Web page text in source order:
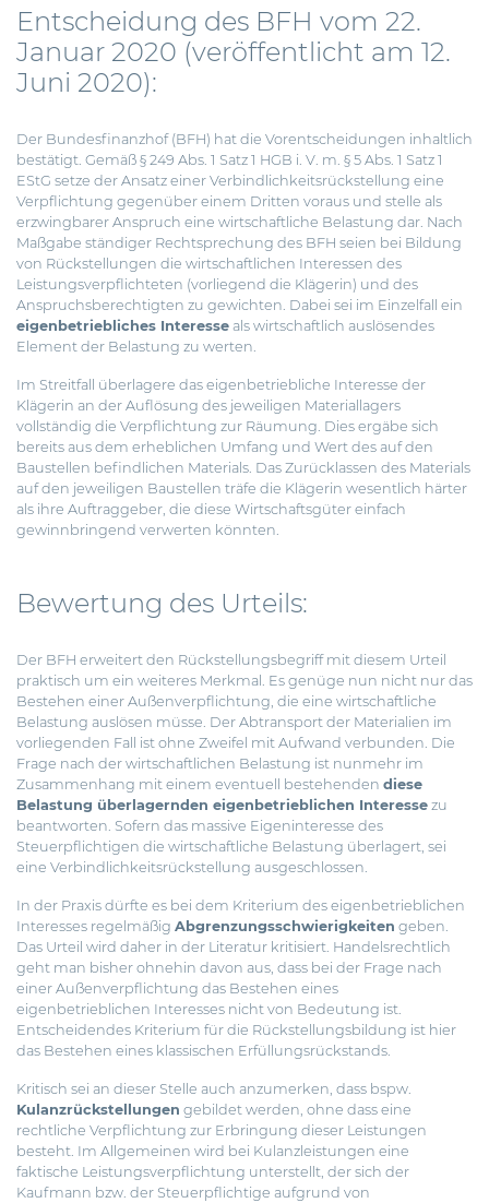
Entscheidung des BFH vom 22.
Januar 2020 (veröffentlicht am 12.
Juni 2020):
Der Bundesfinanzhof (BFH) hat die Vorentscheidungen inhaltlich
bestätigt. Gemäß § 249 Abs. 1 Satz 1 HGB i. V. m. § 5 Abs. 1 Satz 1
EStG setze der Ansatz einer Verbindlichkeitsrückstellung eine
Verpflichtung gegenüber einem Dritten voraus und stelle als
erzwingbarer Anspruch eine wirtschaftliche Belastung dar. Nach
Maßgabe ständiger Rechtsprechung des BFH seien bei Bildung
von Rückstellungen die wirtschaftlichen Interessen des
Leistungsverpflichteten (vorliegend die Klägerin) und des
Anspruchsberechtigten zu gewichten. Dabei sei im Einzelfall ein
eigenbetriebliches Interesse als wirtschaftlich auslösendes
Element der Belastung zu werten.
Im Streitfall überlagere das eigenbetriebliche Interesse der
Klägerin an der Auflösung des jeweiligen Materiallagers
vollständig die Verpflichtung zur Räumung. Dies ergäbe sich
bereits aus dem erheblichen Umfang und Wert des auf den
Baustellen befindlichen Materials. Das Zurücklassen des Materials
auf den jeweiligen Baustellen träfe die Klägerin wesentlich härter
als ihre Auftraggeber, die diese Wirtschaftsgüter einfach
gewinnbringend verwerten könnten.
Bewertung des Urteils:
Der BFH erweitert den Rückstellungsbegriff mit diesem Urteil
praktisch um ein weiteres Merkmal. Es genüge nun nicht nur das
Bestehen einer Außenverpflichtung, die eine wirtschaftliche
Belastung auslösen müsse. Der Abtransport der Materialien im
vorliegenden Fall ist ohne Zweifel mit Aufwand verbunden. Die
Frage nach der wirtschaftlichen Belastung ist nunmehr im
Zusammenhang mit einem eventuell bestehenden diese
Belastung überlagernden eigenbetrieblichen Interesse zu
beantworten. Sofern das massive Eigeninteresse des
Steuerpflichtigen die wirtschaftliche Belastung überlagert, sei
eine Verbindlichkeitsrückstellung ausgeschlossen.
In der Praxis dürfte es bei dem Kriterium des eigenbetrieblichen
Interesses regelmäßig Abgrenzungsschwierigkeiten geben.
Das Urteil wird daher in der Literatur kritisiert. Handelsrechtlich
geht man bisher ohnehin davon aus, dass bei der Frage nach
einer Außenverpflichtung das Bestehen eines
eigenbetrieblichen Interesses nicht von Bedeutung ist.
Entscheidendes Kriterium für die Rückstellungsbildung ist hier
das Bestehen eines klassischen Erfüllungsrückstands.
Kritisch sei an dieser Stelle auch anzumerken, dass bspw.
Kulanzrückstellungen gebildet werden, ohne dass eine
rechtliche Verpflichtung zur Erbringung dieser Leistungen
besteht. Im Allgemeinen wird bei Kulanzleistungen eine
faktische Leistungsverpflichtung unterstellt, der sich der
Kaufmann bzw. der Steuerpflichtige aufgrund von